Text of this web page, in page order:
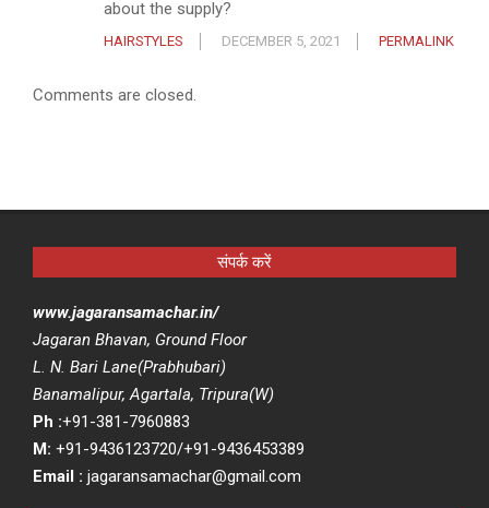
about the supply?
HAIRSTYLES DECEMBER 5, 2021 PERMALINK
Comments are closed.
संपर्क करें
www.jagaransamachar.in/
Jagaran Bhavan, Ground Floor
L. N. Bari Lane(Prabhubari)
Banamalipur, Agartala, Tripura(W)
Ph :+91-381-7960883
M: +91-9436123720/+91-9436453389
Email : jagaransamachar@gmail.com